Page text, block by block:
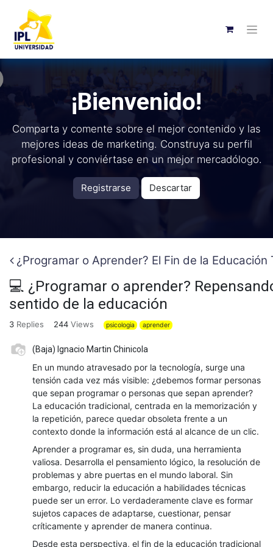
¡Bienvenido!
Comparta y comente sobre el mejor contenido y las
mejores ideas de marketing. Construya su perfil
profesional y conviértase en un mejor mercadólogo.
Registrarse Descartar
¿Programar o Aprender? El Fin de la Educación
💻 ¿Programar o aprender?
sentido de la educación
3 Replies 244 Views psicologia aprender
(Baja) Ignacio Martin Chinicola
En un mundo atravesado por la tecnología, surge una
tensión cada vez más visible: ¿debemos formar personas
que sepan programar o personas que sepan aprender?
La educación tradicional, centrada en la memorización y
la repetición, parece quedar obsoleta frente a un
contexto donde la información está al alcance de un clic.
Aprender a programar es, sin duda, una herramienta
valiosa. Desarrolla el pensamiento lógico, la resolución de
problemas y abre puertas en el mundo laboral. Sin
embargo, reducir la educación a habilidades técnicas
puede ser un error. Lo verdaderamente clave es formar
sujetos capaces de adaptarse, cuestionar, pensar
críticamente y aprender de manera continua.
Desde esta perspectiva, el fin de la educación tradicional